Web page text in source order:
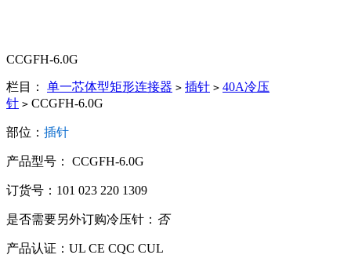
CCGFH-6.0G
栏目： 单一芯体型矩形连接器 > 插针 > 40A冷压
针 > CCGFH-6.0G
部位： 插针
产品型号： CCGFH-6.0G
订货号：101 023 220 1309
是否需要另外订购冷压针： 否
产品认证：UL CE CQC CUL